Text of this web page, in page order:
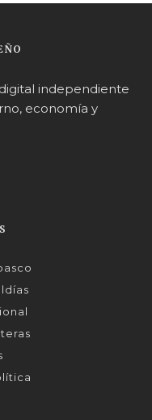
independiente
economía y